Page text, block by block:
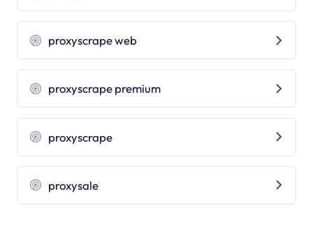
proxyscrape web
proxyscrape premium
proxyscrape
proxysale